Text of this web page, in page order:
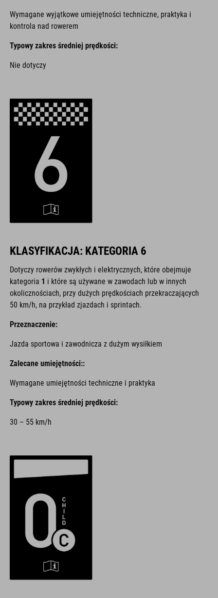
Wymagane wyjątkowe umiejętności techniczne, praktyka i
kontrola nad rowerem
Typowy zakres średniej prędkości:
Nie dotyczy
KLASYFIKACJA: KATEGORIA 6
Dotyczy rowerów zwykłych i elektrycznych, które obejmuje
kategoria 1 i które są używane w zawodach lub w innych
okolicznościach, przy dużych prędkościach przekraczających
50 km/h, na przykład zjazdach i sprintach.
Przeznaczenie:
Jazda sportowa i zawodnicza z dużym wysiłkiem
Zalecane umiejętności::
Wymagane umiejętności techniczne i praktyka
Typowy zakres średniej prędkości:
30 – 55 km/h